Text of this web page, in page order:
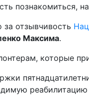
познакомиться,
отзывчивость
Максима.
которые